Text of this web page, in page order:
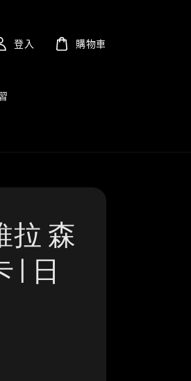
登入 購物車
拉 森
| 日